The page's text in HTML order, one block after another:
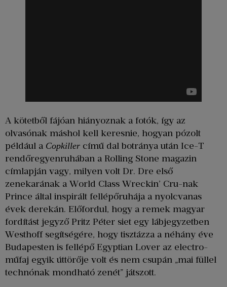
A kötetből fájóan hiányoznak a fotók, így az
olvasónak máshol kell keresnie, hogyan pózolt
például a Copkiller című dal botránya után Ice-T
rendőregyenruhában a Rolling Stone magazin
címlapján vagy, milyen volt Dr. Dre első
zenekarának a World Class Wreckin’ Cru-nak
Prince által inspirált fellépőruhája a nyolcvanas
évek derekán. Előfordul, hogy a remek magyar
fordítást jegyző Pritz Péter siet egy lábjegyzetben
Westhoff segítségére, hogy tisztázza a néhány éve
Budapesten is fellépő Egyptian Lover az electro-
műfaj egyik úttörője volt és nem csupán „mai füllel
technónak mondható zenét” játszott.